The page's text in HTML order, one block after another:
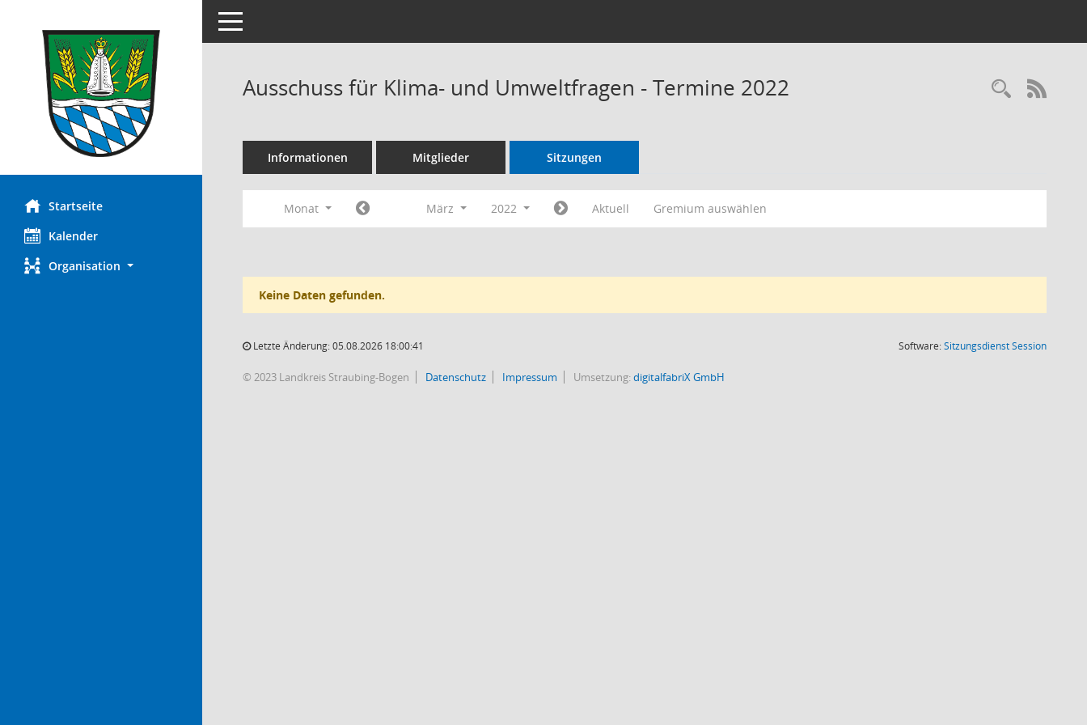
Startseite
Kalender
Organisation
Toggle navigation
Ausschuss für Klima- und Umweltfragen - Termine 2022
Informationen Mitglieder Sitzungen
Monat März 2022 Aktuell Gremium auswählen
Keine Daten gefunden.
Letzte Änderung: 05.08.2026 18:00:41 Software:SitzungsdienstSession(Wird in
© 2023 Landkreis Straubing-Bogen Datenschutz Impressum Umsetzung:digitalfabriX GmbH